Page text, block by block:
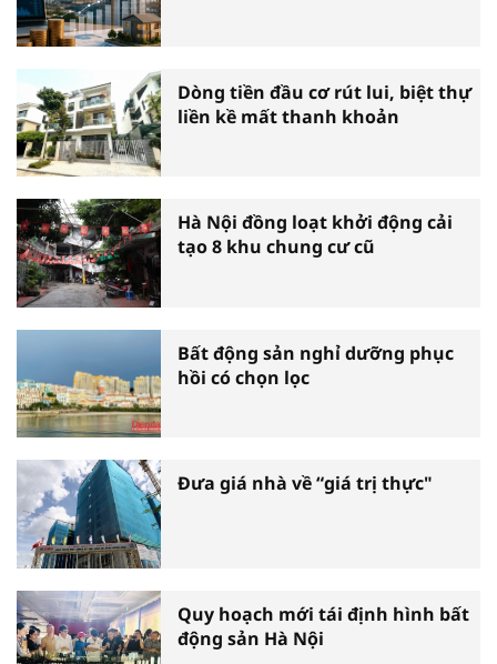
Dòng tiền đầu cơ rút lui, biệt thự
liền kề mất thanh khoản
Hà Nội đồng loạt khởi động cải
tạo 8 khu chung cư cũ
Bất động sản nghỉ dưỡng phục
hồi có chọn lọc
Đưa giá nhà về “giá trị thực"
Quy hoạch mới tái định hình bất
động sản Hà Nội